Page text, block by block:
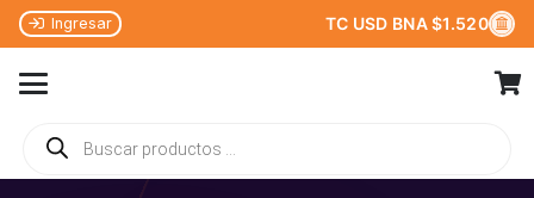
Ingresar TC USD BNA $1.520
Búsqueda
de
productos